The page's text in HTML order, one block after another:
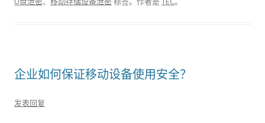
企业如何保证移动设备使用安全？
发表回复